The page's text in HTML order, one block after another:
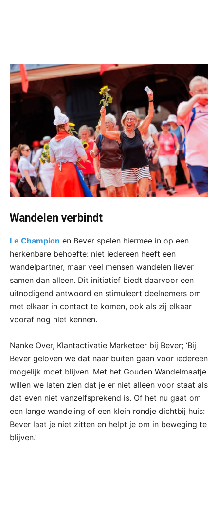
Wandelen verbindt
Le Champion en Bever spelen hiermee in op een
herkenbare behoefte: niet iedereen heeft een
wandelpartner, maar veel mensen wandelen liever
samen dan alleen. Dit initiatief biedt daarvoor een
uitnodigend antwoord en stimuleert deelnemers om
met elkaar in contact te komen, ook als zij elkaar
vooraf nog niet kennen.
Nanke Over, Klantactivatie Marketeer bij Bever; ‘Bij
Bever geloven we dat naar buiten gaan voor iedereen
mogelijk moet blijven. Met het Gouden Wandelmaatje
willen we laten zien dat je er niet alleen voor staat als
dat even niet vanzelfsprekend is. Of het nu gaat om
een lange wandeling of een klein rondje dichtbij huis:
Bever laat je niet zitten en helpt je om in beweging te
blijven.’